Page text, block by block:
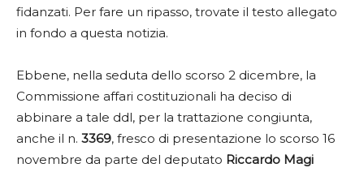
fidanzati. Per fare un ripasso, trovate il testo allegato
in fondo a questa notizia.
Ebbene, nella seduta dello scorso 2 dicembre, la
Commissione affari costituzionali ha deciso di
abbinare a tale ddl, per la trattazione congiunta,
anche il n. 3369, fresco di presentazione lo scorso 16
novembre da parte del deputato Riccardo Magi